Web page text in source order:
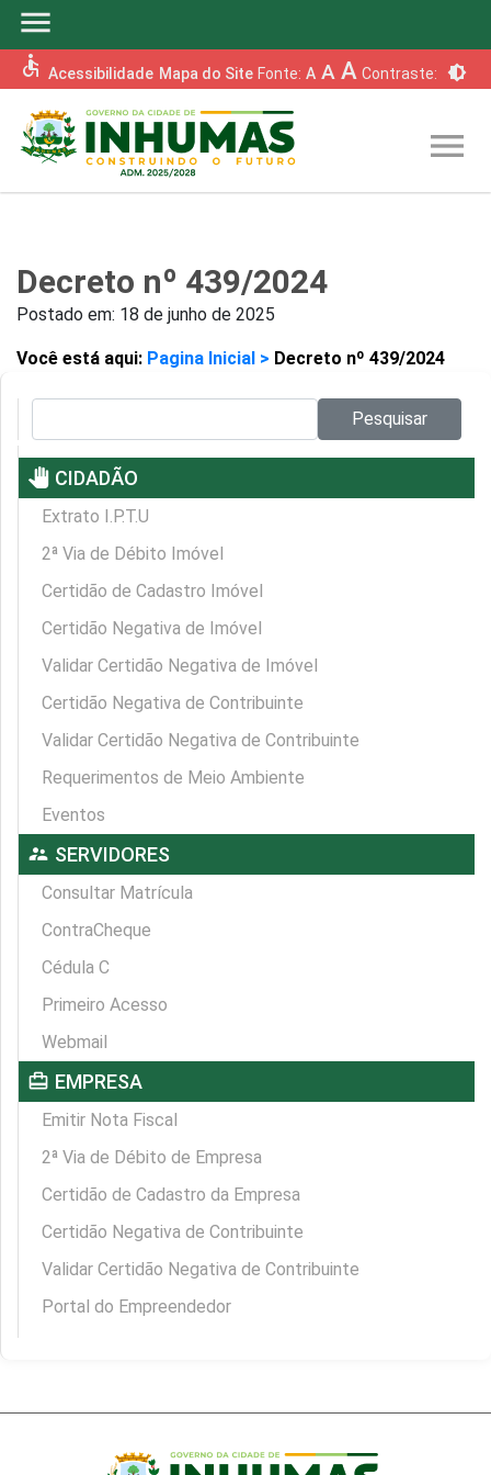
menu
accessible Acessibilidade Mapa do Site Fonte: A A A Contraste: brightness_6
menu
Decreto nº 439/2024
Postado em: 18 de junho de 2025
Você está aqui: Pagina Inicial > Decreto nº 439/2024
Pesquisar
pan_tool CIDADÃO
Extrato I.P.T.U
2ª Via de Débito Imóvel
Certidão de Cadastro Imóvel
Certidão Negativa de Imóvel
Validar Certidão Negativa de Imóvel
Certidão Negativa de Contribuinte
Validar Certidão Negativa de Contribuinte
Requerimentos de Meio Ambiente
Eventos
supervisor_account SERVIDORES
Consultar Matrícula
ContraCheque
Cédula C
Primeiro Acesso
Webmail
card_travel EMPRESA
Emitir Nota Fiscal
2ª Via de Débito de Empresa
Certidão de Cadastro da Empresa
Certidão Negativa de Contribuinte
Validar Certidão Negativa de Contribuinte
Portal do Empreendedor